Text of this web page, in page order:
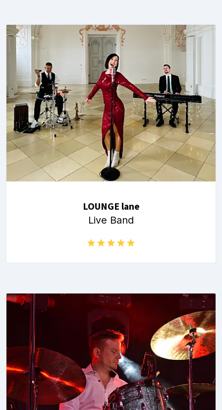
LOUNGE lane
Live Band